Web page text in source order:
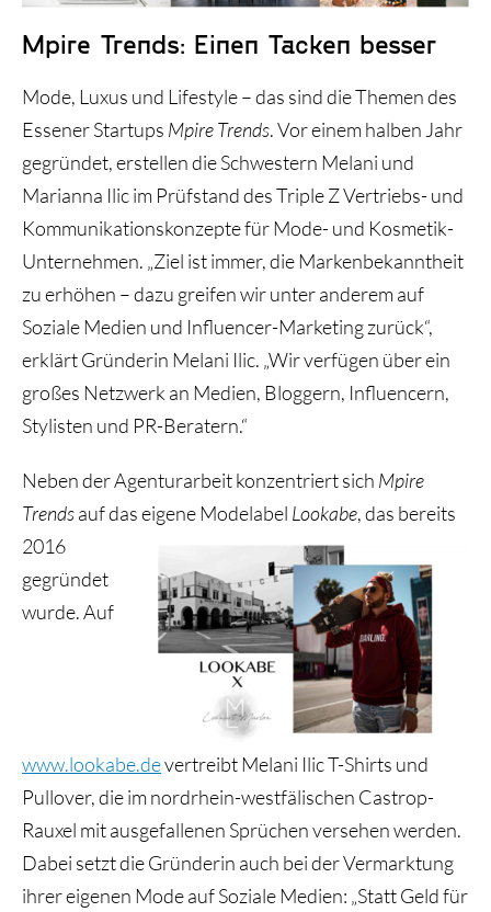
Historie und Entwicklung
Mpire Trends: Einen Tacken besser
Mode, Luxus und Lifestyle – das sind die Themen des
Essener Startups Mpire Trends. Vor einem halben Jahr
gegründet, erstellen die Schwestern Melani und
Marianna Ilic im Prüfstand des Triple Z Vertriebs- und
Kommunikationskonzepte für Mode- und Kosmetik-
Unternehmen. „Ziel ist immer, die Markenbekanntheit
zu erhöhen – dazu greifen wir unter anderem auf
Soziale Medien und Influencer-Marketing zurück“,
erklärt Gründerin Melani Ilic. „Wir verfügen über ein
großes Netzwerk an Medien, Bloggern, Influencern,
Stylisten und PR-Beratern.“
Neben der Agenturarbeit konzentriert sich Mpire
Trendsauf das eigene Modelabel Lookabe, das bereits
2016
gegründet
wurde. Auf
www.lookabe.devertreibt Melani Ilic T-Shirts und
Pullover, die im nordrhein-westfälischen Castrop-
Rauxel mit ausgefallenen Sprüchen versehen werden.
Dabei setzt die Gründerin auch bei der Vermarktung
ihrer eigenen Mode auf Soziale Medien: „Statt Geld für